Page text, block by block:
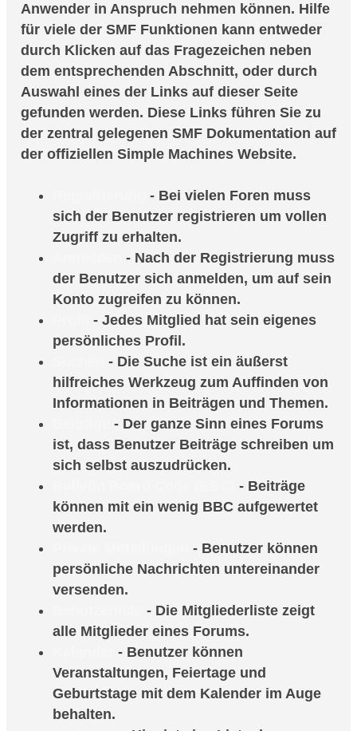
Anwender in Anspruch nehmen können. Hilfe
für viele der SMF Funktionen kann entweder
durch Klicken auf das Fragezeichen neben
dem entsprechenden Abschnitt, oder durch
Auswahl eines der Links auf dieser Seite
gefunden werden. Diese Links führen Sie zu
der zentral gelegenen SMF Dokumentation auf
der offiziellen Simple Machines Website.
- Bei vielen Foren muss
sich der Benutzer registrieren um vollen
Zugriff zu erhalten.
- Nach der Registrierung muss
der Benutzer sich anmelden, um auf sein
Konto zugreifen zu können.
- Jedes Mitglied hat sein eigenes
persönliches Profil.
- Die Suche ist ein äußerst
hilfreiches Werkzeug zum Auffinden von
Informationen in Beiträgen und Themen.
- Der ganze Sinn eines Forums
ist, dass Benutzer Beiträge schreiben um
sich selbst auszudrücken.
- Beiträge
können mit ein wenig BBC aufgewertet
werden.
- Benutzer können
persönliche Nachrichten untereinander
versenden.
- Die Mitgliederliste zeigt
alle Mitglieder eines Forums.
- Benutzer können
Veranstaltungen, Feiertage und
Geburtstage mit dem Kalender im Auge
behalten.